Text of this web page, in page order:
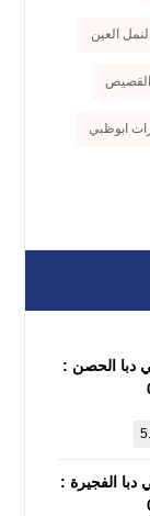
العين
القصيص
ابوظبي
دبا الحصن :
الفجيرة :